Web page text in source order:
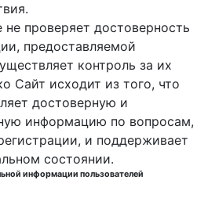
проверяет достоверность
предоставляемой
контроль за их
Сайт исходит из того, что
достоверную и
информацию по вопросам,
и поддерживает
состоянии.
информации пользователей